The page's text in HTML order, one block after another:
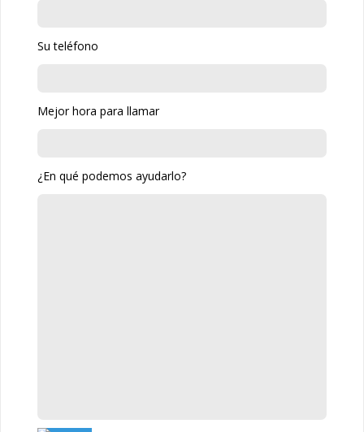
Su teléfono
Mejor hora para llamar
¿En qué podemos ayudarlo?